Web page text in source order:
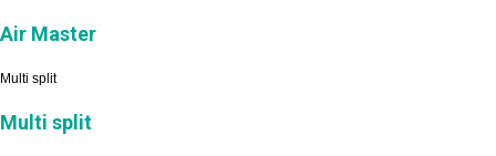
Air Master
Multi split
Multi split